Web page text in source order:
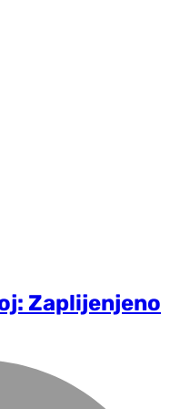
Zaplijenjeno